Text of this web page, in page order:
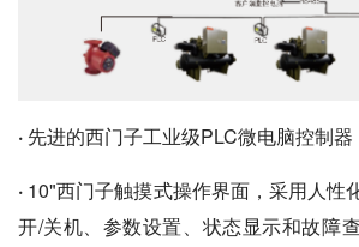
· 先进的西门子工业级PLC微电脑控制器
· 10"西门子触摸式操作界面，采用人性
开/关机、参数设置、状态显示和故障